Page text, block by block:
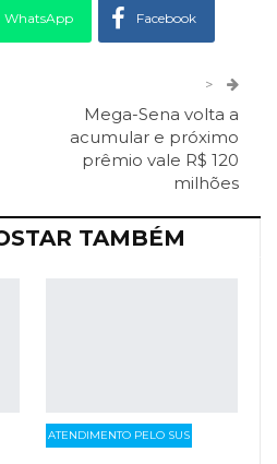
WhatsApp Facebook
Telegram
O email
>
Mega-Sena volta a
acumular e próximo
prêmio vale R$ 120
milhões
TAMBÉM
ATENDIMENTO PELO SUS